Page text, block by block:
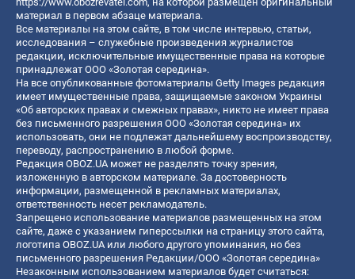
материал в первом абзаце материала.
Все материалы на этом сайте, в том числе интервью, статьи,
исследования – служебные произведения журналистов
редакции, исключительные имущественные права на которые
принадлежат ООО «Золотая середина».
На все опубликованные фотоматериалы Getty Images редакция
имеет имущественные права, защищаемые законом Украины
«Об авторских правах и смежных правах», никто не имеет права
без письменного разрешения ООО «Золотая середина» их
использовать, они не подлежат дальнейшему воспроизводству,
переводу, распространению в любой форме.
Редакция OBOZ.UA может не разделять точку зрения,
изложенную в авторском материале. За достоверность
информации, размещенной в рекламных материалах,
ответственность несет рекламодатель.
Запрещено использование материалов размещенных на этом
сайте, даже с указанием гиперссылки на страницу этого сайта,
логотипа OBOZ.UA или любого другого упоминания, но без
письменного разрешения Редакции/ООО «Золотая середина»
Незаконным использованием материалов будет считаться: